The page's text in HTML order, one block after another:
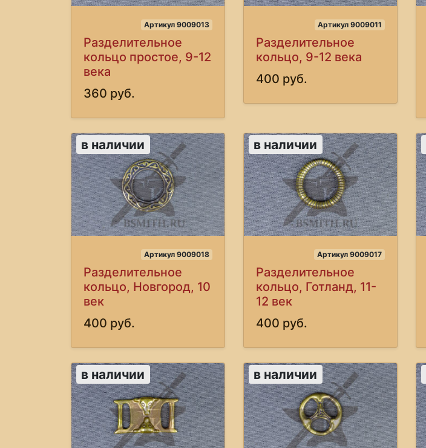
Артикул 9009013
Разделительное
кольцо простое, 9-12
века
360 руб.
Артикул 9009011
Разделительное
кольцо, 9-12 века
400 руб.
в наличии
Артикул 9009018
Разделительное
кольцо, Новгород, 10
век
400 руб.
в наличии
Артикул 9009017
Разделительное
кольцо, Готланд, 11-
12 век
400 руб.
в наличии в наличии